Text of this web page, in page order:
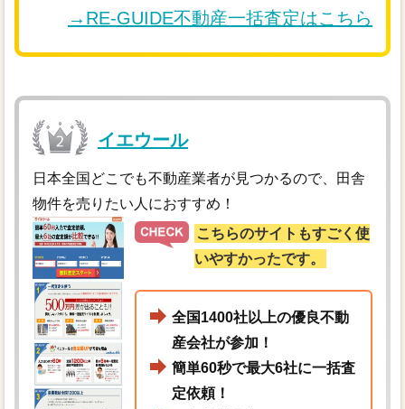
→RE-GUIDE不動産一括査定はこちら
イエウール
日本全国どこでも不動産業者が見つかるので、田舎
物件を売りたい人におすすめ！
こちらのサイトもすごく使
いやすかったです。
全国1400社以上の優良不動
産会社が参加！
簡単60秒で最大6社に一括査
定依頼！